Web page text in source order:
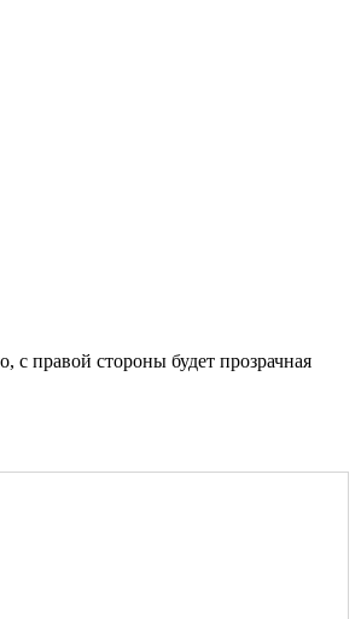
правой стороны будет прозрачная